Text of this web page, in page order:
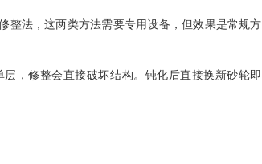
整法，这两类方法需要专用设备，但效果是常规方
，修整会直接破坏结构。钝化后直接换新砂轮即